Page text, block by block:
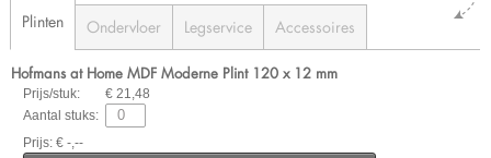
Plinten Ondervloer Legservice Accessoires
Hofmans at Home MDF Moderne Plint 120 x 12 mm
Prijs/stuk:
€ 21,48
Aantal stuks:
Prijs: € -,--